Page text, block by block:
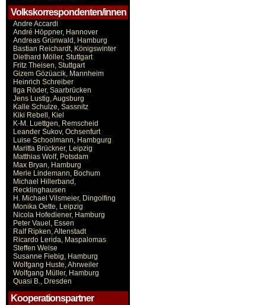
Volkskorrespondenten/innen
Andre Accardi
André Höppner, Hannover
Andreas Grünwald, Hamburg
Bastian Reichardt, Königswinter
Diethard Möller, Stuttgart
Fritz Theisen, Stuttgart
Gizem Gözüacik, Mannheim
Heinrich Schreiber
Ilga Röder, Saarbrücken
Jens Lustig, Augsburg
Kalle Schulze, Sassnitz
Kiki Rebell, Kiel
K-M. Luettgen, Remscheid
Leander Sukov, Ochsenfurt
Luise Schoolmann, Hambgurg
Maritta Brückner, Leipzig
Matthias Wolf, Potsdam
Max Bryan, Hamburg
Merle Lindemann, Bochum
Michael Hillerband,
Recklinghausen
H. Michael Vilsmeier, Dingolfing
Monika Oette, Leipzig
Nicola Hofediener, Hamburg
Peter Vauel, Essen
Ralf Ripken, Altenstadt
Ricardo Lerida, Maspalomas
Steffen Weise
Susanne Fiebig, Hamburg
Wolfgang Huste, Ahrweiler
Wolfgang Müller, Hamburg
Quasi B., Dresden
Kooperationspartner